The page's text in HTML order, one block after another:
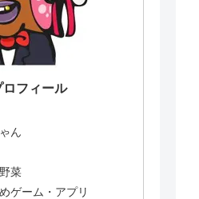
ロフィール
ん
菜
ゲーム・アプリ